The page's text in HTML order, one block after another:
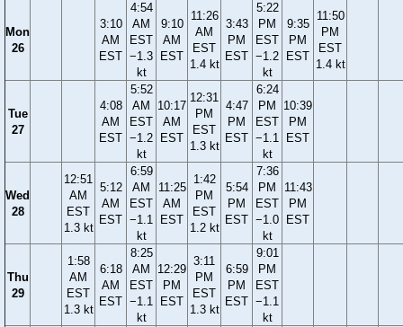
Mon
26
3:10
AM
EST
4:54
AM
EST
−1.3
kt
9:10
AM
EST
11:26
AM
EST
1.4 kt
3:43
PM
EST
5:22
PM
EST
−1.2
kt
9:35
PM
EST
11:50
PM
EST
1.4 kt
Tue
27
4:08
AM
EST
5:52
AM
EST
−1.2
kt
10:17
AM
EST
12:31
PM
EST
1.3 kt
4:47
PM
EST
6:24
PM
EST
−1.1
kt
10:39
PM
EST
Wed
28
12:51
AM
EST
1.3 kt
5:12
AM
EST
6:59
AM
EST
−1.1
kt
11:25
AM
EST
1:42
PM
EST
1.2 kt
5:54
PM
EST
7:36
PM
EST
−1.0
kt
11:43
PM
EST
Thu
29
1:58
AM
EST
1.3 kt
6:18
AM
EST
8:25
AM
EST
−1.1
kt
12:29
PM
EST
3:11
PM
EST
1.3 kt
6:59
PM
EST
9:01
PM
EST
−1.1
kt